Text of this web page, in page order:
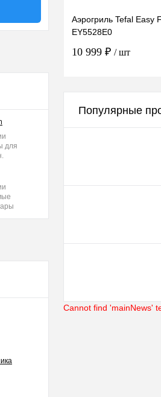
для
Аэрогриль Tefal Easy
EY5528E0
10 999 ₽ / шт
Популярные
Cannot find 'mainNews'